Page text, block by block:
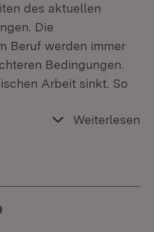
des aktuellen
Die
Beruf werden immer
Bedingungen.
Arbeit sinkt. So
Weiterlesen